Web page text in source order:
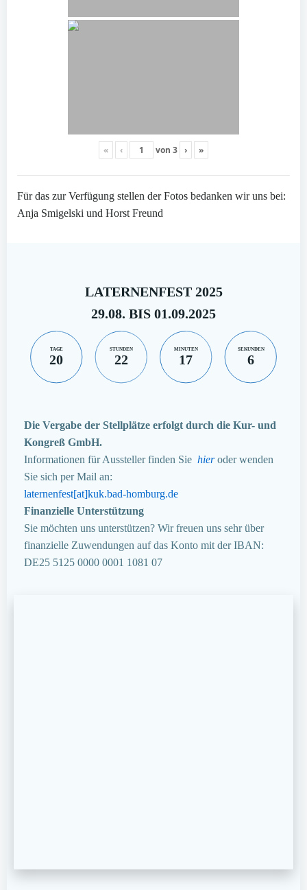
« ‹ von 3 › »
Für das zur Verfügung stellen der Fotos bedanken wir uns bei:
Anja Smigelski und Horst Freund
LATERNENFEST 2025
29.08. BIS 01.09.2025
TAGE
20
STUNDEN
22
MINUTEN
17
SEKUNDEN
6
Die Vergabe der Stellplätze erfolgt durch die Kur- und
Kongreß GmbH.
Informationen für Aussteller finden Sie hieroder wenden
Sie sich per Mail an:
laternenfest[at]kuk.bad-homburg.de
Finanzielle Unterstützung
Sie möchten uns unterstützen? Wir freuen uns sehr über
finanzielle Zuwendungen auf das Konto mit der IBAN:
DE25 5125 0000 0001 1081 07